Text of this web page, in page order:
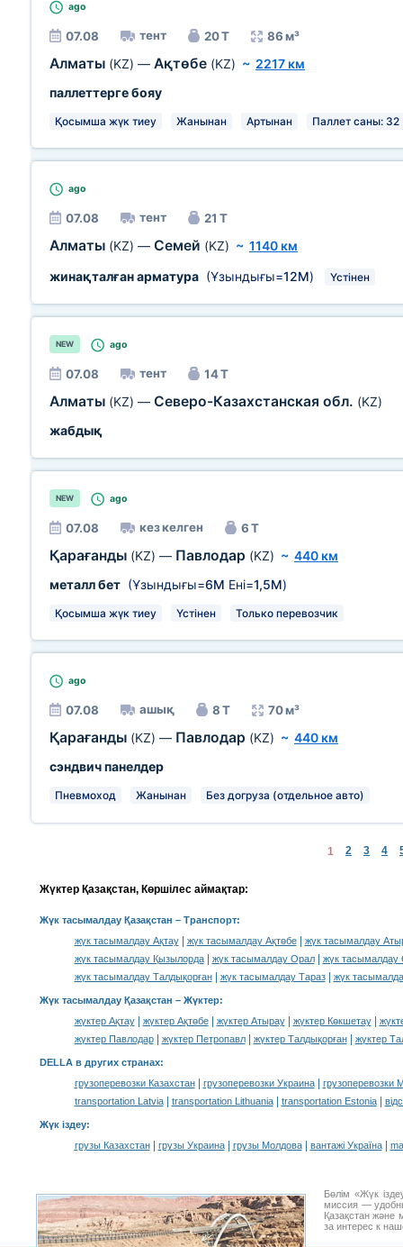
ago
07.08 тент 20 Т 86 м³
Алматы (KZ) — Ақтөбе (KZ) ~ 2217 км
паллеттерге бояу
Қосымша жүк тиеу Жанынан Артынан Паллет саны: 32
ago
07.08 тент 21 Т
Алматы (KZ) — Семей (KZ) ~ 1140 км
жинақталған арматура (Ұзындығы=12М) Үстінен
NEW ago
07.08 тент 14 Т
Алматы (KZ) — Северо-Казахстанская обл. (KZ)
жабдық
NEW ago
07.08 кез келген 6 Т
Қарағанды (KZ) — Павлодар (KZ) ~ 440 км
металл бет (Ұзындығы=6М Ені=1,5М)
Қосымша жүк тиеу Үстінен Только перевозчик
ago
07.08 ашық 8 Т 70 м³
Қарағанды (KZ) — Павлодар (KZ) ~ 440 км
сэндвич панелдер
Пневмоход Жанынан Без догруза (отдельное авто)
1 2 3 4
Жүктер Қазақстан, Көршілес аймақтар:
Жүк тасымалдау Қазақстан – Транспорт:
жүк тасымалдау Ақтау| жүк тасымалдау Ақтөбе|
жүк тасымалдау
жүк тасымалдау Қызылорда| жүк тасымалдау Орал|
жүк тасымалдау
жүк тасымалдау Талдықорған| жүк тасымалдау Тараз| жүк
Жүк тасымалдау Қазақстан – Жүктер:
жүктер Ақтау| жүктер Ақтөбе| жүктер Атырау| жүктер Көкшетау|
жүктер Павлодар| жүктер Петропавл| жүктер Талдықорған| жүктер
DELLA в других странах:
грузоперевозки Казахстан| грузоперевозки Украина|
грузоперевозки
transportation Latvia| transportation Lithuania| transportation Estonia|
Жүк іздеу:
грузы Казахстан| грузы Украина| грузы Молдова| вантажі Україна|
Бөлім «Жүк
миссия —
Қазақстан және
за интерес к